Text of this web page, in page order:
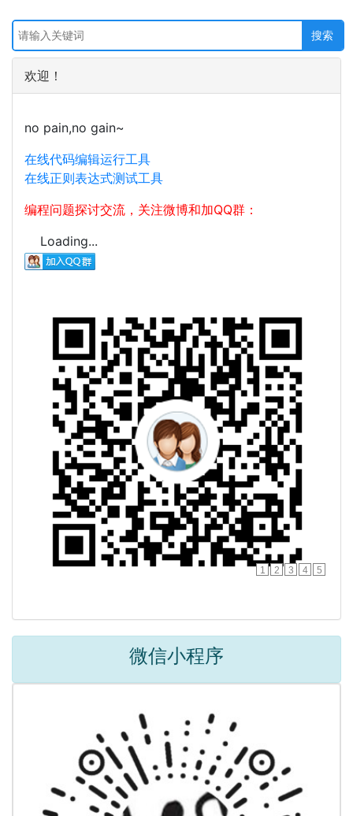
欢迎！
no pain,no gain~
在线代码编辑运行工具
在线正则表达式测试工具
编程问题探讨交流，关注微博和加QQ群：
Loading...
1 2 3 4 5
微信小程序